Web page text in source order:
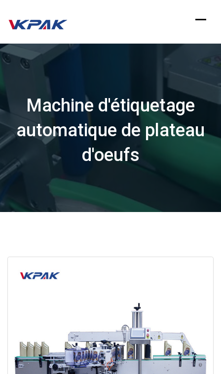
Aller
au
contenu
Machine d'étiquetage
automatique de plateau
d'oeufs